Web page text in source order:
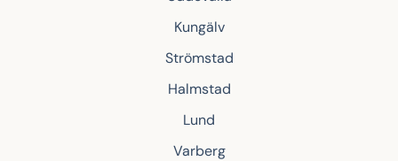
Kungälv
Strömstad
Halmstad
Lund
Varberg